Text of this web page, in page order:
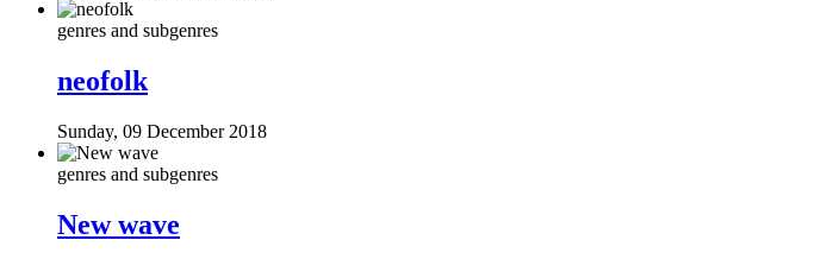
genres and subgenres
neofolk
Sunday, 09 December 2018
genres and subgenres
New wave